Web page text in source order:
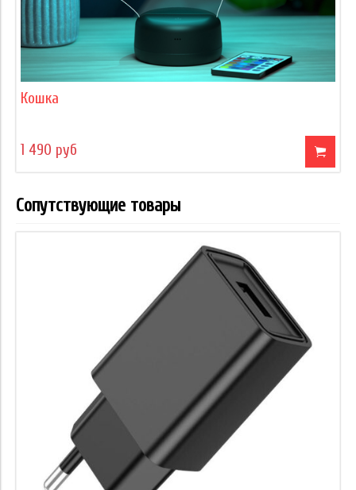
Кошка
1 490 руб
Сопутствующие товары